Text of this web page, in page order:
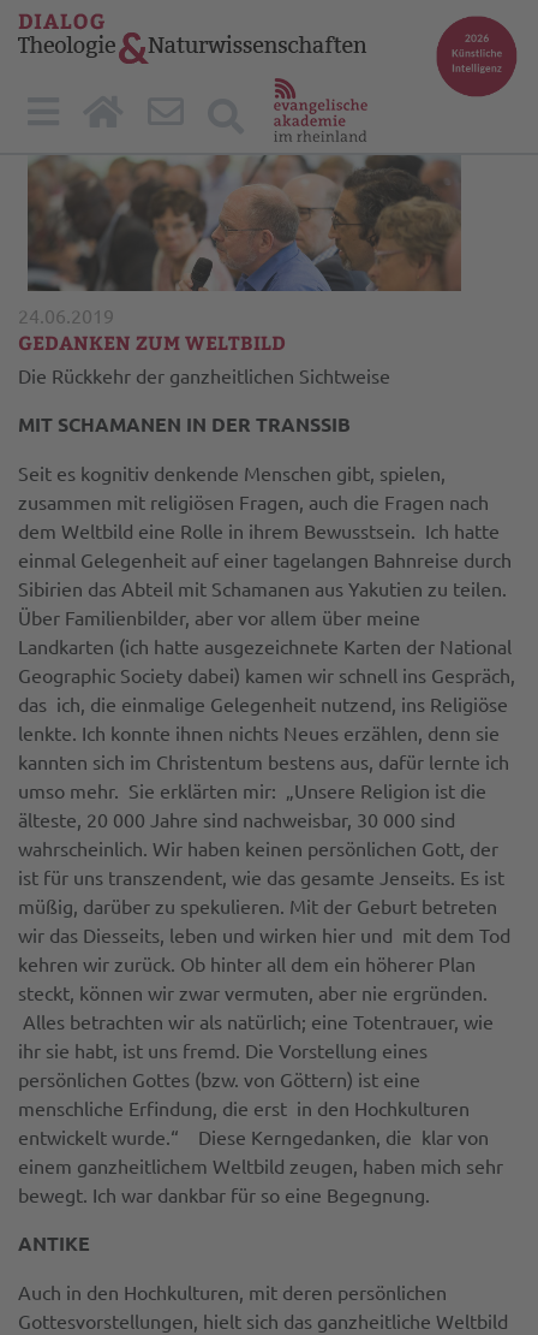
24.06.2019
GEDANKEN ZUM WELTBILD
Die Rückkehr der ganzheitlichen Sichtweise
MIT SCHAMANEN IN DER TRANSSIB
Seit es kognitiv denkende Menschen gibt, spielen,
zusammen mit religiösen Fragen, auch die Fragen nach
dem Weltbild eine Rolle in ihrem Bewusstsein. Ich hatte
einmal Gelegenheit auf einer tagelangen Bahnreise durch
Sibirien das Abteil mit Schamanen aus Yakutien zu teilen.
Über Familienbilder, aber vor allem über meine
Landkarten (ich hatte ausgezeichnete Karten der National
Geographic Society dabei) kamen wir schnell ins Gespräch,
das ich, die einmalige Gelegenheit nutzend, ins Religiöse
lenkte. Ich konnte ihnen nichts Neues erzählen, denn sie
kannten sich im Christentum bestens aus, dafür lernte ich
umso mehr. Sie erklärten mir: „Unsere Religion ist die
älteste, 20 000 Jahre sind nachweisbar, 30 000 sind
wahrscheinlich. Wir haben keinen persönlichen Gott, der
ist für uns transzendent, wie das gesamte Jenseits. Es ist
müßig, darüber zu spekulieren. Mit der Geburt betreten
wir das Diesseits, leben und wirken hier und mit dem Tod
kehren wir zurück. Ob hinter all dem ein höherer Plan
steckt, können wir zwar vermuten, aber nie ergründen.
Alles betrachten wir als natürlich; eine Totentrauer, wie
ihr sie habt, ist uns fremd. Die Vorstellung eines
persönlichen Gottes (bzw. von Göttern) ist eine
menschliche Erfindung, die erst in den Hochkulturen
entwickelt wurde.“ Diese Kerngedanken, die klar von
einem ganzheitlichem Weltbild zeugen, haben mich sehr
bewegt. Ich war dankbar für so eine Begegnung.
ANTIKE
Auch in den Hochkulturen, mit deren persönlichen
Gottesvorstellungen, hielt sich das ganzheitliche Weltbild